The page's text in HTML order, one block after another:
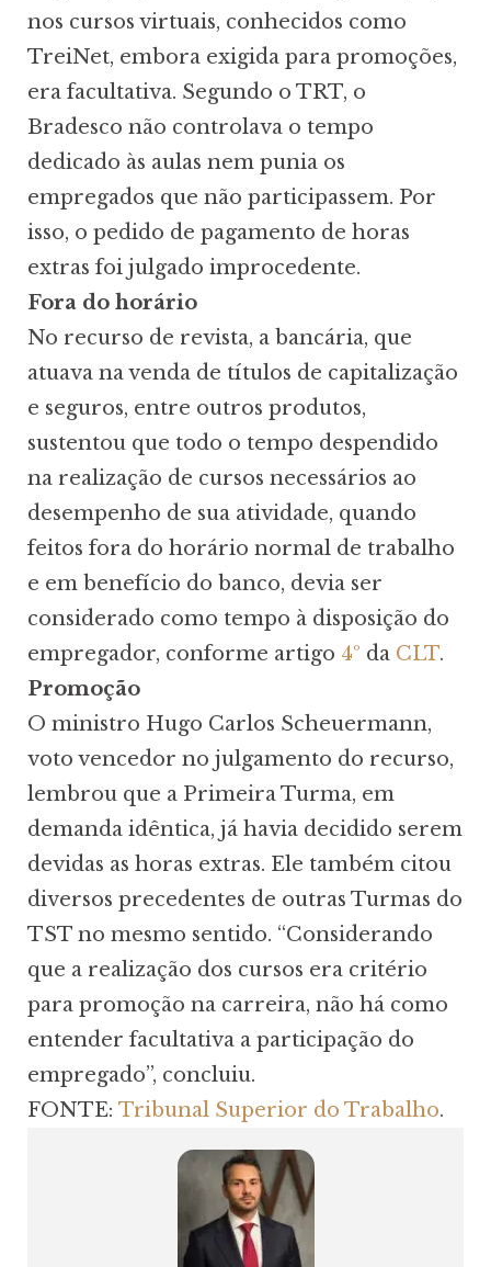
nos cursos virtuais, conhecidos como
TreiNet, embora exigida para promoções,
era facultativa. Segundo o TRT, o
Bradesco não controlava o tempo
dedicado às aulas nem punia os
empregados que não participassem. Por
isso, o pedido de pagamento de horas
extras foi julgado improcedente.
Fora do horário
No recurso de revista, a bancária, que
atuava na venda de títulos de capitalização
e seguros, entre outros produtos,
sustentou que todo o tempo despendido
na realização de cursos necessários ao
desempenho de sua atividade, quando
feitos fora do horário normal de trabalho
e em benefício do banco, devia ser
considerado como tempo à disposição do
empregador, conforme artigo 4º da CLT.
Promoção
O ministro Hugo Carlos Scheuermann,
voto vencedor no julgamento do recurso,
lembrou que a Primeira Turma, em
demanda idêntica, já havia decidido serem
devidas as horas extras. Ele também citou
diversos precedentes de outras Turmas do
TST no mesmo sentido. “Considerando
que a realização dos cursos era critério
para promoção na carreira, não há como
entender facultativa a participação do
empregado”, concluiu.
FONTE: Tribunal Superior do Trabalho.